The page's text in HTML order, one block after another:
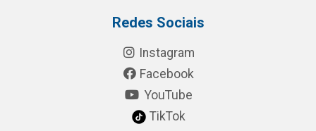
Redes Sociais
Instagram
Facebook
YouTube
TikTok